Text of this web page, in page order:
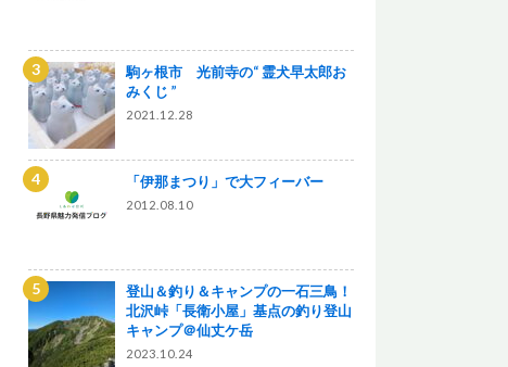
駒ヶ根市 光前寺の“ 霊犬早太郎お
みくじ ”
2021.12.28
「伊那まつり」で大フィーバー
2012.08.10
登山＆釣り＆キャンプの一石三鳥！
北沢峠「長衛小屋」基点の釣り登山
キャンプ＠仙丈ケ岳
2023.10.24